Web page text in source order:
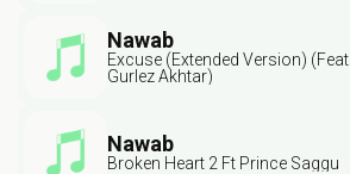
Nawab
Excuse (Extended Version) (Feat.
Gurlez Akhtar)
Nawab
Broken Heart 2 Ft Prince Saggu